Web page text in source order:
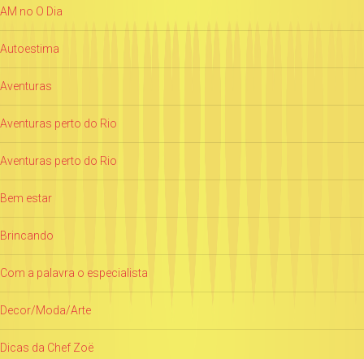
AM no O Dia
Autoestima
Aventuras
Aventuras perto do Rio
Aventuras perto do Rio
Bem estar
Brincando
Com a palavra o especialista
Decor/Moda/Arte
Dicas da Chef Zoë